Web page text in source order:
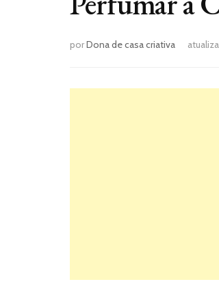
porDona de casa criativa